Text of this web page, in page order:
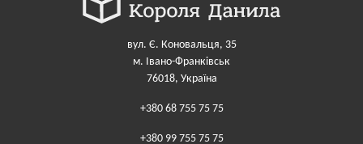
вул. Є. Коновальця, 35
м. Івано-Франківськ
76018, Україна
+380 68 755 75 75
+380 99 755 75 75